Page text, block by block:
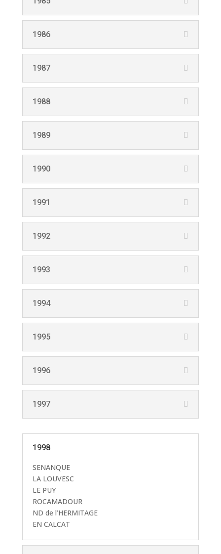
1986
1987
1988
1989
1990
1991
1992
1993
1994
1995
1996
1997
1998
SENANQUE
LA LOUVESC
LE PUY
ROCAMADOUR
ND de l’HERMITAGE
EN CALCAT